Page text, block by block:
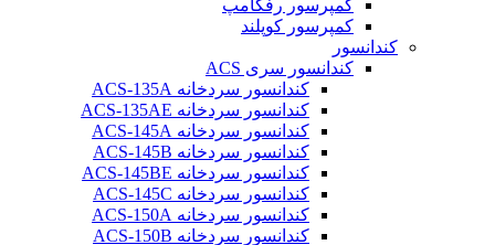
کمپرسور رفکامپ
کمپرسور کوپلند
کندانسور
کندانسور سری ACS
کندانسور سردخانه ACS-135A
کندانسور سردخانه ACS-135AE
کندانسور سردخانه ACS-145A
کندانسور سردخانه ACS-145B
کندانسور سردخانه ACS-145BE
کندانسور سردخانه ACS-145C
کندانسور سردخانه ACS-150A
کندانسور سردخانه ACS-150B